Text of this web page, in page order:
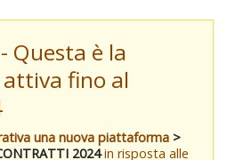
Questa è la
fino al
una nuova piattaforma >
2024in risposta alle